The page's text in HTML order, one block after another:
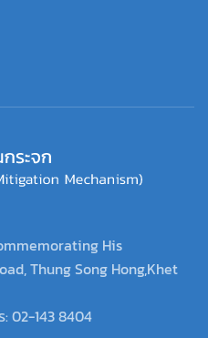
His
Thung Song Hong,Khet
: 02-143 8404